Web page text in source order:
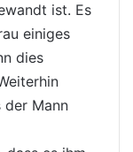
ist. Es
einiges
dies
der Mann